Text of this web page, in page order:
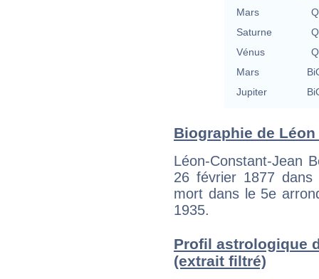
Mars
Saturne
Vénus
Mars
Jupiter
Biographie de
Léon-Constant-Jean
26 février 1877
mort dans le 5e
1935.
Profil astrologique
(extrait filtré)